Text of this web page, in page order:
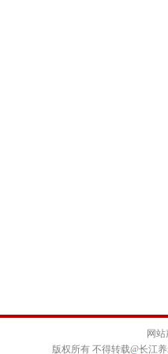
网
版权所有 不得转载@长江